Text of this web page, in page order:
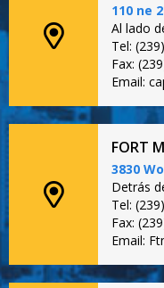
110 ne
Al lado
Tel:
Fax:
Email:
FORT
3830
Detrás
Tel:
Fax:
Email: